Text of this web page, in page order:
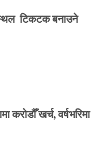
टिकटक बनाउने
करोडौँ खर्च, वर्षभरिमा